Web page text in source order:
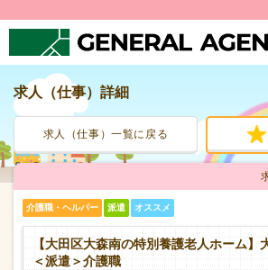
人材派遣サービス
転職支援サービス
登録から就業まで
求人（仕事）詳細
求人（仕事）一覧に戻る
介護職・ヘルパー 派遣 オススメ
【大田区大森南の特別養護老人ホーム】
＜派遣＞介護職